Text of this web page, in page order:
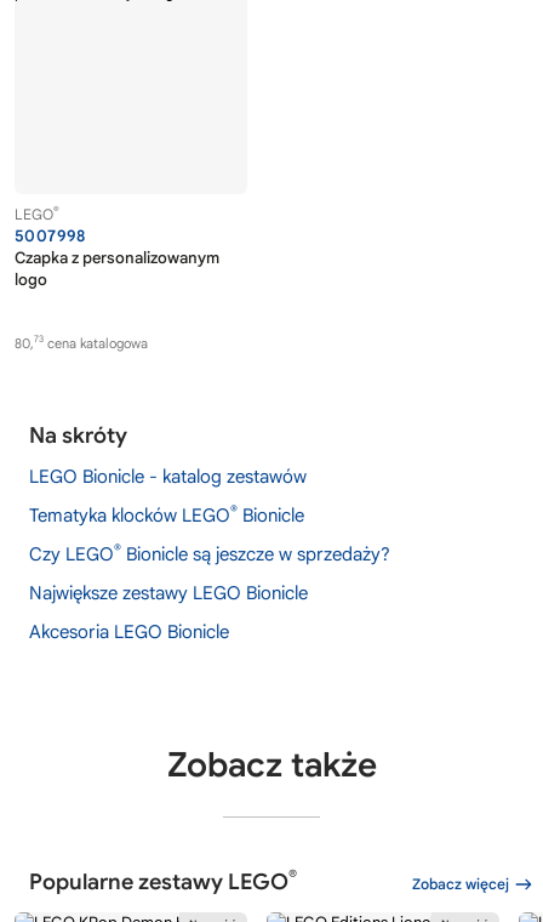
LEGO®
5007998
Czapka z personalizowanym
logo
80,73 cena katalogowa
Na skróty
LEGO Bionicle - katalog zestawów
Tematyka klocków LEGO® Bionicle
Czy LEGO® Bionicle są jeszcze w sprzedaży?
Największe zestawy LEGO Bionicle
Akcesoria LEGO Bionicle
Zobacz także
Popularne zestawy LEGO® Zobacz więcej